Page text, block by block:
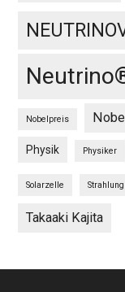
Nobelpreis
Physik Physiker
Solarzelle Strahlung
Takaaki Kajita